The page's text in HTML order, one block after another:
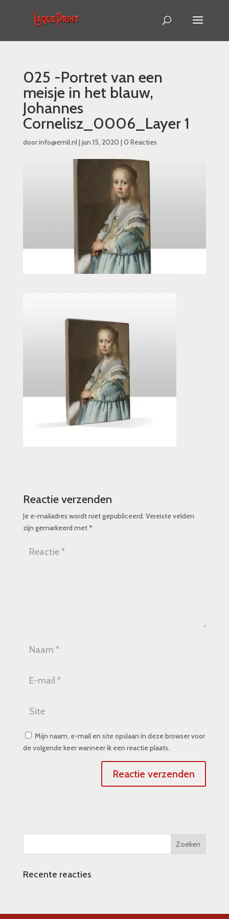
025 -Portret van een
meisje in het blauw,
Johannes
Cornelisz_0006_Layer 1
doorinfo@emil.nl| jun 15, 2020 | 0 Reacties
Reactie verzenden
Je e-mailadres wordt niet gepubliceerd. Vereiste velden
zijn gemarkeerd met*
Mijn naam, e-mail en site opslaan in deze browser voor
de volgende keer wanneer ik een reactie plaats.
Recente reacties